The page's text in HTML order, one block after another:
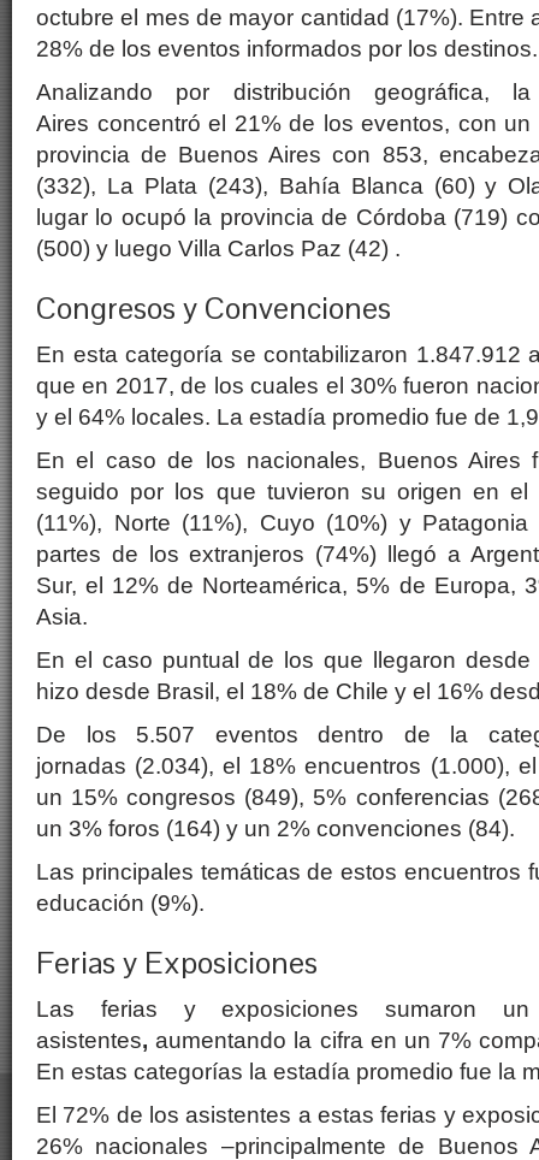
octubre el mes de mayor cantidad (17%). Entre
28% de los eventos informados por los destinos.
Analizando por distribución geográfica,
Aires concentró el 21% de los eventos, con
provincia de Buenos Aires con 853,
(332), La Plata (243), Bahía Blanca (60) y
lugar lo ocupó la provincia de Córdoba (719)
(500) y luego Villa Carlos Paz (42) .
Congresos y Convenciones
En esta categoría se contabilizaron 1.847.912
que en 2017, de los cuales el 30% fueron
y el 64% locales. La estadía promedio fue de
En el caso de los nacionales, Buenos Aires
seguido por los que tuvieron su origen en el
(11%), Norte (11%), Cuyo (10%) y Patagonia
partes de los extranjeros (74%) llegó a
Sur, el 12% de Norteamérica, 5% de Europa,
Asia.
En el caso puntual de los que llegaron desde
hizo desde Brasil, el 18% de Chile y el 16%
De los 5.507 eventos dentro de la
jornadas (2.034), el 18% encuentros (1.000),
un 15% congresos (849), 5% conferencias
un 3% foros (164) y un 2% convenciones (84).
Las principales temáticas de estos encuentros
educación (9%).
Ferias y Exposiciones
Las ferias y exposiciones sumaron
asistentes, aumentando la cifra en un 7%
En estas categorías la estadía promedio fue la
El 72% de los asistentes a estas ferias y
26% nacionales –principalmente de